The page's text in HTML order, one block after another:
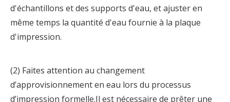
d'échantillons et des supports d'eau, et ajuster en
même temps la quantité d'eau fournie à la plaque
d'impression.
(2) Faites attention au changement
d’approvisionnement en eau lors du processus
d’impression formelle.Il est nécessaire de prêter une